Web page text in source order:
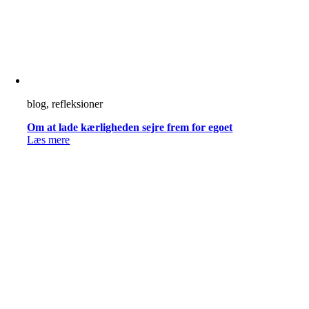
blog, refleksioner
Om at lade kærligheden sejre frem for egoet
Læs mere